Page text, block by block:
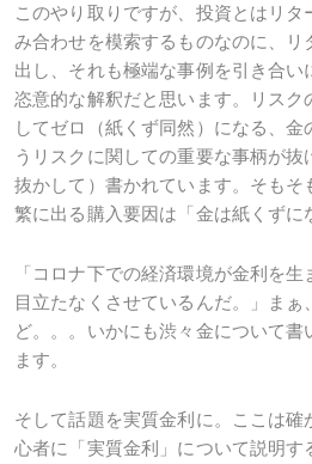
このやり取りですが、投資とはリタ
み合わせを模索するものなのに、リ
出し、それも極端な事例を引き合い
恣意的な解釈だと思います。リスク
してゼロ（紙くず同然）になる、
うリスクに関しての重要な事柄が抜
抜かして）書かれています。そもそ
繁に出る購入要因は「金は紙くずに
「コロナ下での経済環境が金利を
目立たなくさせているんだ。」ま
ど。。。いかにも渋々金について書
ます。
そして話題を実質金利に。ここは確
心者に「実質金利」について説明す